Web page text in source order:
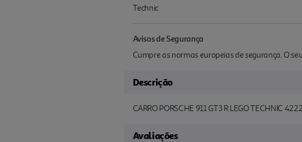
Technic
Avisos de Segurança
Cumpre as normas europeias de segurança. O
Descrição
CARRO PORSCHE 911 GT3 R LEGO TECHNIC
Avaliações